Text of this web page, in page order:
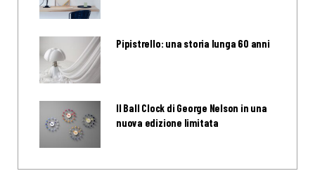
Pipistrello: una storia lunga 60 anni
Il Ball Clock di George Nelson in una
nuova edizione limitata